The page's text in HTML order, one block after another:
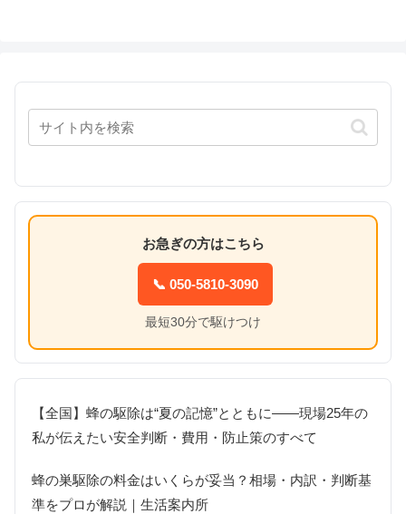
お急ぎの方はこちら
📞 050-5810-3090
最短30分で駆けつけ
【全国】蜂の駆除は“夏の記憶”とともに――現場25年の
私が伝えたい安全判断・費用・防止策のすべて
蜂の巣駆除の料金はいくらが妥当？相場・内訳・判断基
準をプロが解説｜生活案内所